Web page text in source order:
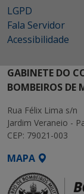
LGPD
Fala Servidor
Acessibilidade
GABINETE DO
BOMBEIROS DE
Rua Félix Lima s/n
Jardim Veraneio -
CEP: 79021-003
MAPA